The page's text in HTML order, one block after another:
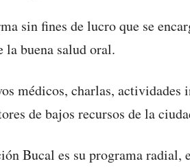
sin fines de lucro que se
buena salud oral.
médicos, charlas, actividades
de bajos recursos de la
Bucal es su programa radial,